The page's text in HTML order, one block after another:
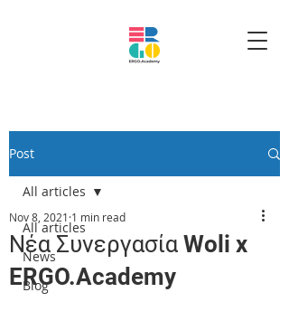
Post
All articles
News
Blog
All articles
Νέα Συνεργασία Woli x
ERGO.Academy
Nov 8, 2021 1 min read